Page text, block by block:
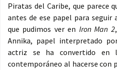
Piratas del Caribe, que parece
antes de ese papel para seguir
que pudimos ver en Iron Man 2
Annika, papel interpretado
actriz se ha convertido en
contemporáneo al hacerse con